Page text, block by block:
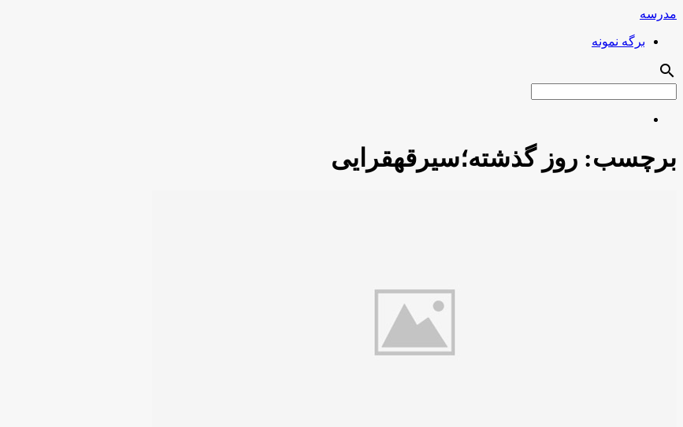
مدرسه
برگه نمونه
search
برچسب: روز گذشته؛سیرقهقرایی